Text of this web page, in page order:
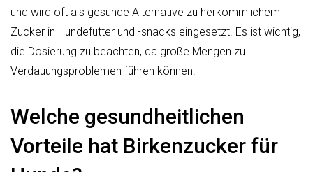
und wird oft als gesunde Alternative zu herkömmlichem
Zucker in Hundefutter und -snacks eingesetzt. Es ist wichtig,
die Dosierung zu beachten, da große Mengen zu
Verdauungsproblemen führen können.
Welche gesundheitlichen
Vorteile hat Birkenzucker für